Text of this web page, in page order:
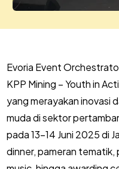
Evoria Event
KPP Mining – Youth in
yang merayakan inovasi
muda di sektor
pada 13–14 Juni 2025 di
dinner, pameran tematik,